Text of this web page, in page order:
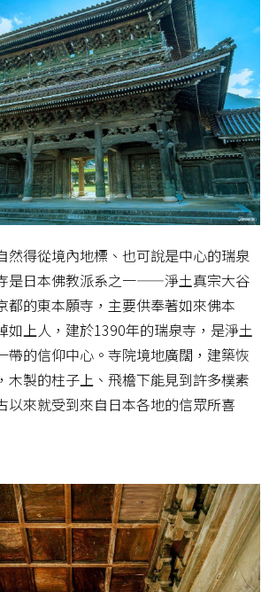
然得從境內地標、也可說是中心的瑞泉
是日本佛教派系之一——淨土真宗大谷
都的東本願寺，主要供奉著如來佛本
如上人，建於1390年的瑞泉寺，是淨土
帶的信仰中心。寺院境地廣闊，建築恢
木製的柱子上、飛檐下能見到許多樸素
以來就受到來自日本各地的信眾所喜